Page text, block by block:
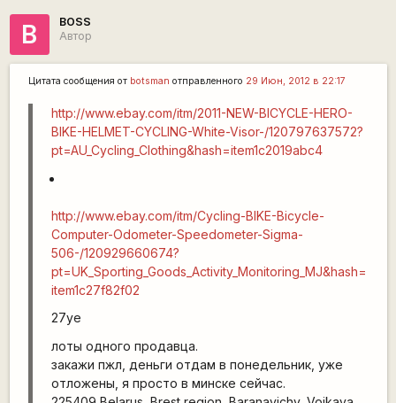
B
BOSS
Автор
Цитата сообщения от botsman отправленного 29 Июн, 2012 в 22:17
http://www.ebay.com/itm/2011-NEW-BICYCLE-HERO-
BIKE-HELMET-CYCLING-White-Visor-/120797637572?
pt=AU_Cycling_Clothing&hash=item1c2019abc4
http://www.ebay.com/itm/Cycling-BIKE-Bicycle-
Computer-Odometer-Speedometer-Sigma-
506-/120929660674?
pt=UK_Sporting_Goods_Activity_Monitoring_MJ&hash=
item1c27f82f02
27уе
лоты одного продавца.
закажи пжл, деньги отдам в понедельник, уже
отложены, я просто в минске сейчас.